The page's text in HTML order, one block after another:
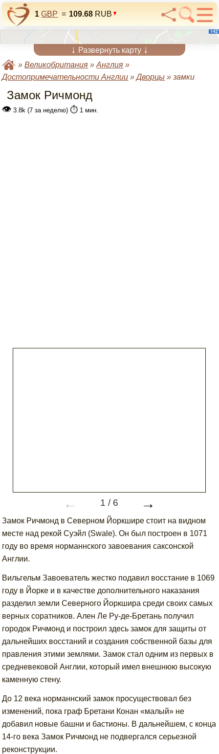
1 GBP = 109.68 RUB
↓ Развернуть карту ↓
»Великобритания »Англия »
Достопримечательности Англии »Дворцы »замки
Замок Ричмонд
👁 3.8k (7 за неделю) ⏱️ 1 мин.
← 1 / 6 →
Замок Ричмонд в Северном Йоркшире стоит на видном
месте над рекой Суэйл (Swale). Он был построен в 1071
году во время норманнского завоевания саксонской
Англии.
Вильгельм Завоеватель жестко подавил восстание в 1069
году в Йорке и в качестве дополнительного наказания
разделил земли Северного Йоркшира среди своих самых
верных соратников. Ален Ле Ру-де-Бретань получил
городок Ричмонд и построил здесь замок для защиты от
дальнейших восстаний и создания собственной базы для
правления этими землями. Замок стал одним из первых в
средневековой Англии, который имел внешнюю высокую
каменную стену.
До 12 века норманнский замок просуществовал без
изменений, пока граф Бретани Конан «малый» не
добавил новые башни и бастионы. В дальнейшем, с конца
14-го века Замок Ричмонд не подвергался серьезной
реконструкции.